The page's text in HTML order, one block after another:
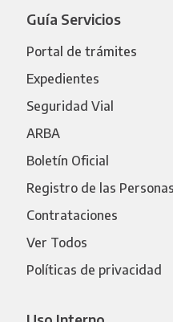
Guía Servicios
Portal de trámites
Expedientes
Seguridad Vial
ARBA
Boletín Oficial
Registro de las Personas
Contrataciones
Ver Todos
Políticas de privacidad